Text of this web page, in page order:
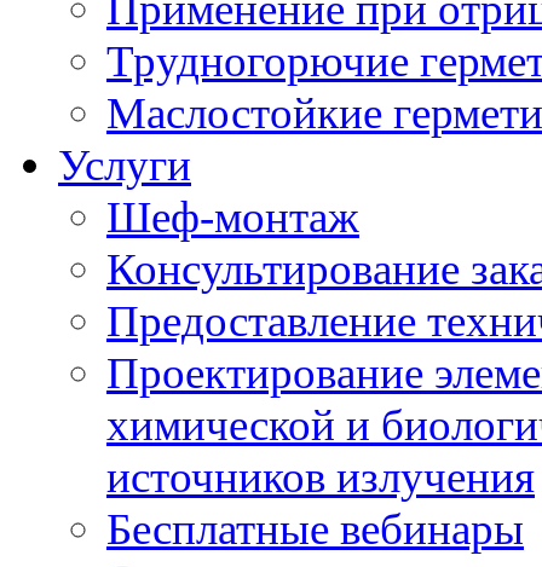
Трудногорючие
Маслостойкие
Услуги
Шеф-монтаж
Консультирование
Предоставление
Проектирование
химической и
источников излучения
Бесплатные вебинары